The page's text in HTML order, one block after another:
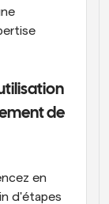
de
en
d'étapes